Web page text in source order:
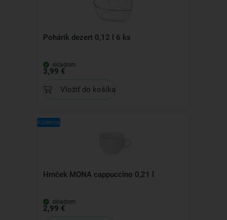
Pohárik dezert 0,12 l 6 ks
skladom
3,99 €
Vložiť do košíka
Kolekcia
Hrnček MONA cappuccino 0,21 l
skladom
2,99 €